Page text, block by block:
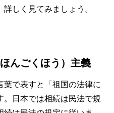
しく見てみましょう。
んごくほう）主義
で表すと「祖国の法律に
日本では相続は民法で規